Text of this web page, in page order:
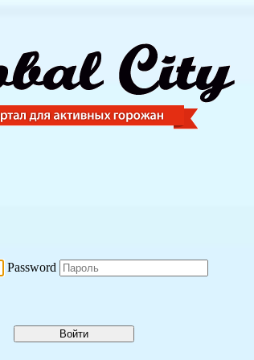
Password
Войти